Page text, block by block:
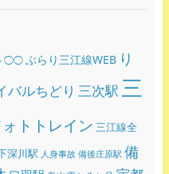
◯◯ ぶらり三江線WEB り
バルちどり 三次駅 三
トトレイン 三江線全
深川駅 人身事故 備後庄原駅 備